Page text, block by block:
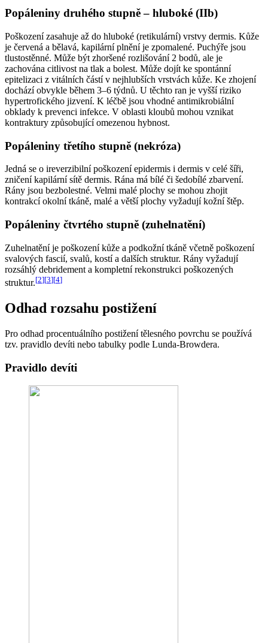
Popáleniny druhého stupně – hluboké (IIb)
Poškození zasahuje až do hluboké (retikulární) vrstvy dermis. Kůže
je červená a bělavá, kapilární plnění je zpomalené. Puchýře jsou
tlustostěnné. Může být zhoršené rozlišování 2 bodů, ale je
zachována citlivost na tlak a bolest. Může dojít ke spontánní
epitelizaci z vitálních částí v nejhlubších vrstvách kůže. Ke zhojení
dochází obvykle během 3–6 týdnů. U těchto ran je vyšší riziko
hypertrofického jizvení. K léčbě jsou vhodné antimikrobiální
obklady k prevenci infekce. V oblasti kloubů mohou vznikat
kontraktury způsobující omezenou hybnost.
Popáleniny třetího stupně (nekróza)
Jedná se o ireverzibilní poškození epidermis i dermis v celé šíři,
zničení kapilární sítě dermis. Rána má bílé či šedobílé zbarvení.
Rány jsou bezbolestné. Velmi malé plochy se mohou zhojit
kontrakcí okolní tkáně, malé a větší plochy vyžadují kožní štěp.
Popáleniny čtvrtého stupně (zuhelnatění)
Zuhelnatění je poškození kůže a podkožní tkáně včetně poškození
svalových fascií, svalů, kostí a dalších struktur. Rány vyžadují
rozsáhlý debridement a kompletní rekonstrukci poškozených
struktur.[2][3][4]
Odhad rozsahu postižení
Pro odhad procentuálního postižení tělesného povrchu se používá
tzv. pravidlo devíti nebo tabulky podle Lunda-Browdera.
Pravidlo devíti